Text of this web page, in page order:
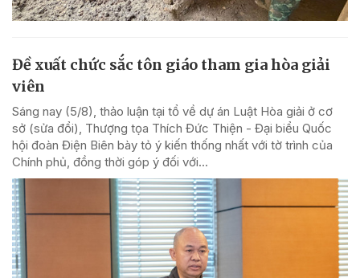
Đề xuất chức sắc tôn giáo tham gia hòa giải
viên
Sáng nay (5/8), thảo luận tại tổ về dự án Luật Hòa giải ở cơ
sở (sửa đổi), Thượng tọa Thích Đức Thiện - Đại biểu Quốc
hội đoàn Điện Biên bày tỏ ý kiến thống nhất với tờ trình của
Chính phủ, đồng thời góp ý đối với...